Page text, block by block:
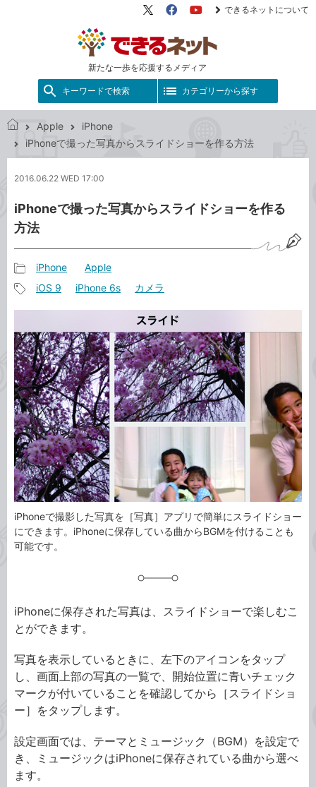
新たな一歩を応援するメディア
X（旧
FacebookYouTube
できるネットについて
キーワードで検索 カテゴリーから探す
で
ネ
ト
Apple
iPhone
iPhoneで撮った写真からスライドショーを作る方法
2016.06.22 WED 17:00
iPhoneで撮った写真からスライドショーを作る
方法
事
カ
テ
ゴ
リ
iPhone Apple
タ
グ
iOS 9 iPhone 6s カメラ
iPhoneで撮影した写真を［写真］アプリで簡単にスライドショー
にできます。iPhoneに保存している曲からBGMを付けることも
可能です。
iPhoneに保存された写真は、スライドショーで楽しむこ
とができます。
写真を表示しているときに、左下のアイコンをタップ
し、画面上部の写真の一覧で、開始位置に青いチェック
マークが付いていることを確認してから［スライドショ
ー］をタップします。
設定画面では、テーマとミュージック（BGM）を設定で
き、ミュージックはiPhoneに保存されている曲から選べ
ます。